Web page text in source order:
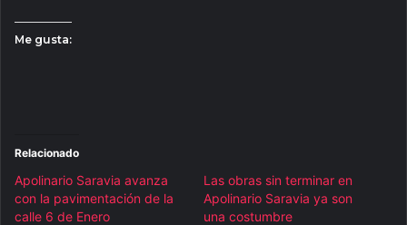
Me gusta:
Relacionado
Apolinario Saravia avanza
con la pavimentación de la
calle 6 de Enero
Las obras sin terminar en
Apolinario Saravia ya son
una costumbre